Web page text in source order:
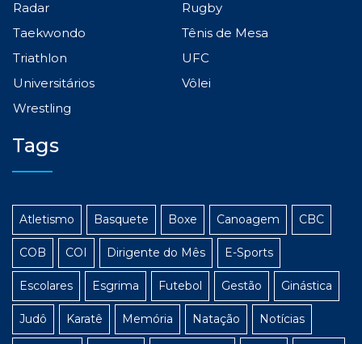
Radar
Rugby
Taekwondo
Tênis de Mesa
Triathlon
UFC
Universitários
Vôlei
Wrestling
Tags
Atletismo Basquete Boxe Canoagem CBC
COB COI Dirigente do Mês E-Sports
Escolares Esgrima Futebol Gestão Ginástica
Judô Karatê Memória Natação Notícias